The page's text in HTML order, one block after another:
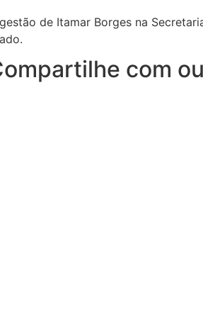
de Itamar Borges na
com